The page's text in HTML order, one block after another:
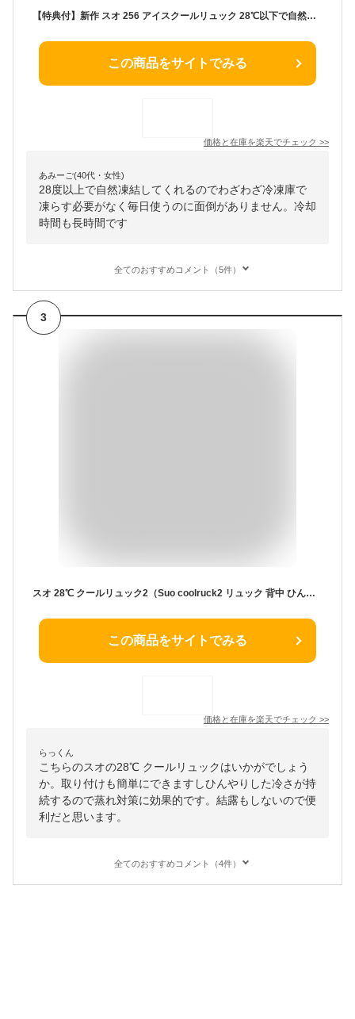
【特典付】新作 スオ 256 アイスクールリュック 28℃以下で自然凍結 Suo256 coolruck リュック 背中 ひんやり 熱中症対策 暑さ対策 炎天下 アウトドア 背中を冷やす 【メール便送料無料】【海外×】【：90】
この商品をサイトでみる
価格と在庫を楽天でチェック >>
あみーご(40代・女性)
28度以上で自然凍結してくれるのでわざわざ冷凍庫で
凍らす必要がなく毎日使うのに面倒がありません。冷却
時間も長時間です
全てのおすすめコメント（5件）
3
スオ 28℃ クールリュック2（Suo coolruck2 リュック 背中 ひんやり 熱中症対策 暑さ対策 炎天下 アウトドア クール ユニセックス）【メール便送料無料】
この商品をサイトでみる
価格と在庫を楽天でチェック >>
らっくん
こちらのスオの28℃ クールリュックはいかがでしょう
か。取り付けも簡単にできますしひんやりした冷さが持
続するので蒸れ対策に効果的です。結露もしないので便
利だと思います。
全てのおすすめコメント（4件）